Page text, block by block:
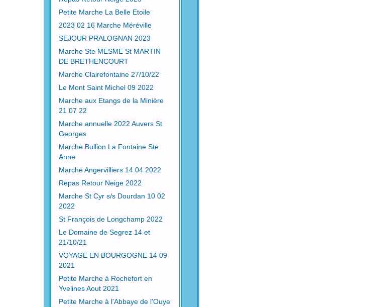
Petite Marche La Belle Etoile
2023 02 16 Marche Méréville
SEJOUR PRALOGNAN 2023
Marche Ste MESME St MARTIN
DE BRETHENCOURT
Marche Clairefontaine 27/10/22
Le Mont Saint Michel 09 2022
Marche aux Etangs de la Minière
21 07 22
Marche annuelle 2022 Auvers St
Georges
Marche Bullion La Fontaine Ste
Anne
Marche Angervilliers 14 04 2022
Repas Retour Neige 2022
Marche St Cyr s/s Dourdan 10 02
2022
St François de Longchamp 2022
Le Domaine de Segrez 14 et
21/10/21
VOYAGE EN BOURGOGNE 14 09
2021
Petite Marche à Rochefort en
Yvelines Aout 2021
Petite Marche à l'Abbaye de l'Ouye